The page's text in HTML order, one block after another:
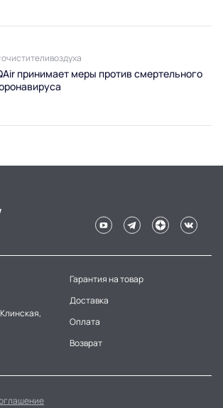
принимает меры против смертельного
Гарантия на товар
Доставка
Оплата
Возврат